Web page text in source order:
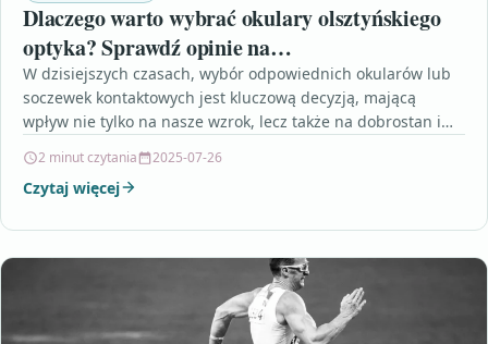
Dlaczego warto wybrać okulary olsztyńskiego
optyka? Sprawdź opinie na
https://www.okulik.pl/okulary-czy-soczewki-
kontaktowe.html
W dzisiejszych czasach, wybór odpowiednich okularów lub
soczewek kontaktowych jest kluczową decyzją, mającą
wpływ nie tylko na nasze wzrok, lecz także na dobrostan i…
2 minut czytania 2025-07-26
Czytaj więcej